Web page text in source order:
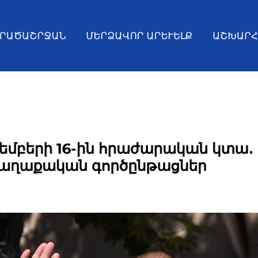
ՄԵՐՁԱՎՈՐ ԱՐԵՒԵԼՔ ԱՇԽԱՐՀ
16-ին հրաժարական կտա․
գործընթացներ